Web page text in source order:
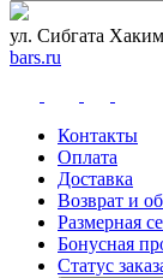
ул. Сибгата
bars.ru
Контакты
Оплата
Доставка
Возврат и
Размерная
Бонусная
Статус